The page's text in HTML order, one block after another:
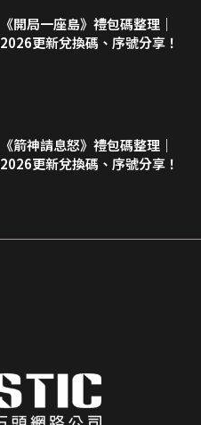
《開局一座島》禮包碼整理｜
2026更新兌換碼、序號分享！
《箭神請息怒》禮包碼整理｜
2026更新兌換碼、序號分享！